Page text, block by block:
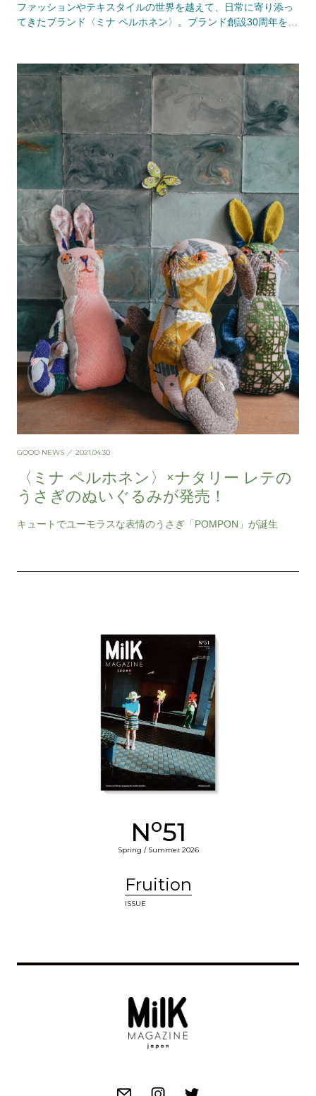
ファッションやテキスタイルの世界を越えて、日常に寄り添っ
てきたブランド〈ミナ ペルホネン〉。ブランド創設30周年を迎
GOOD NEWS ／ 2021.04.30
〈ミナ ペルホネン〉×ナタリー レテの
うさぎのぬいぐるみが発売！
キュートでユーモラスな表情のうさぎ「POMPON」が誕生
No51
Spring / Summer 2026
Fruition
ISSUE